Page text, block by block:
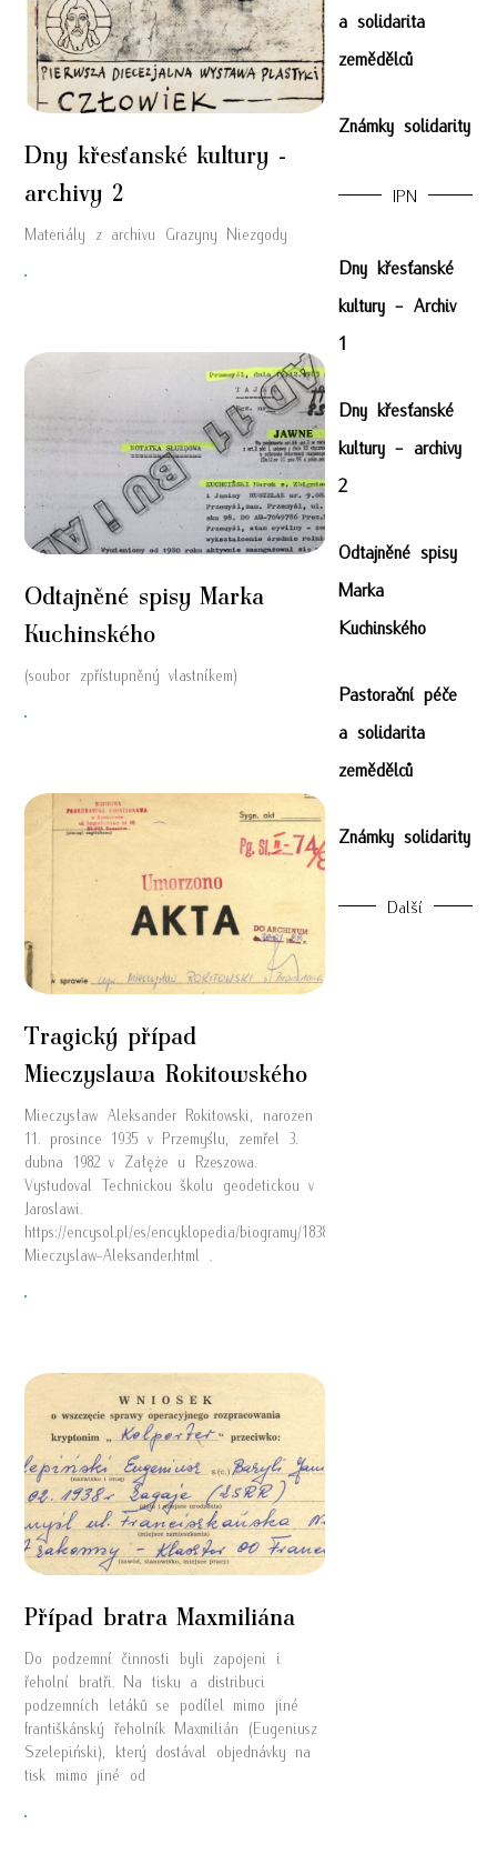
Dny křesťanské kultury -
archivy 2
Materiály z archivu Grazyny Niezgody
"
Odtajněné spisy Marka
Kuchinského
(soubor zpřístupněný vlastníkem)
"
Tragický případ
Mieczyslawa Rokitowského
Mieczysław Aleksander Rokitowski, narozen
11. prosince 1935 v Przemyślu, zemřel 3.
dubna 1982 v Załęże u Rzeszowa.
Vystudoval Technickou školu geodetickou v
Jaroslawi.
https://encysol.pl/es/encyklopedia/biogramy/18384,Rokitowski-
Mieczyslaw-Aleksander.html .
"
Případ bratra Maxmiliána
Do podzemní činnosti byli zapojeni i
řeholní bratři. Na tisku a distribuci
podzemních letáků se podílel mimo jiné
františkánský řeholník Maxmilián (Eugeniusz
Szelepiński), který dostával objednávky na
tisk mimo jiné od
"
a solidarita
zemědělců
Známky solidarity
IPN
Dny křesťanské
kultury - Archiv
1
Dny křesťanské
kultury - archivy
2
Odtajněné spisy
Marka
Kuchinského
Pastorační péče
a solidarita
zemědělců
Známky solidarity
Další